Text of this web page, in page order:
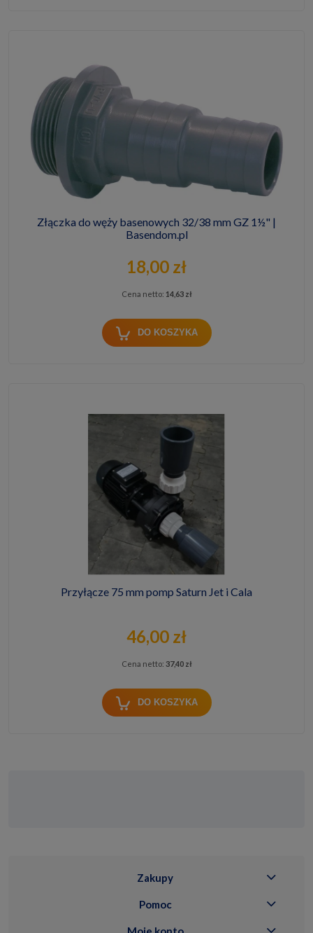
Złączka do węży basenowych 32/38 mm GZ 1½" |
Basendom.pl
18,00 zł
Cena netto: 14,63 zł
DO KOSZYKA
Przyłącze 75 mm pomp Saturn Jet i Cala
46,00 zł
Cena netto: 37,40 zł
DO KOSZYKA
Zakupy
Pomoc